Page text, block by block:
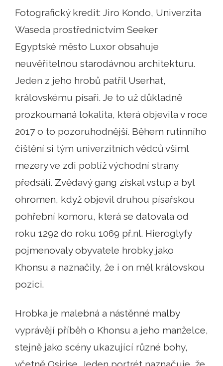
Fotografický kredit: Jiro Kondo, Univerzita
Waseda prostřednictvím Seeker
Egyptské město Luxor obsahuje
neuvěřitelnou starodávnou architekturu.
Jeden z jeho hrobů patřil Userhat,
královskému písaři. Je to už důkladně
prozkoumaná lokalita, která objevila v roce
2017 o to pozoruhodnější. Během rutinního
čištění si tým univerzitních vědců všiml
mezery ve zdi poblíž východní strany
předsálí. Zvědavý gang získal vstup a byl
ohromen, když objevil druhou písařskou
pohřební komoru, která se datovala od
roku 1292 do roku 1069 př.nl. Hieroglyfy
pojmenovaly obyvatele hrobky jako
Khonsu a naznačily, že i on měl královskou
pozici.
Hrobka je malebná a nástěnné malby
vyprávějí příběh o Khonsu a jeho manželce,
stejně jako scény ukazující různé bohy,